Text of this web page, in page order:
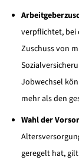
verpflichtet, bei
Zuschuss von
Jobwechsel
mehr als den
Wahl der
geregelt hat,